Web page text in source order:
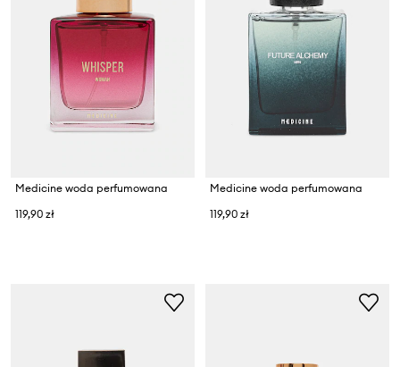
Medicine woda perfumowana
119,90 zł
Medicine woda perfumowana
119,90 zł